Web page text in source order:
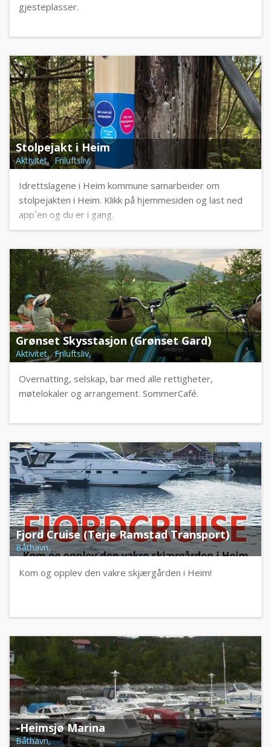
gjesteplasser.
Stolpejakt i Heim
Aktivitet, Friluftsliv,
Idrettslagene i Heim kommune samarbeider om
stolpejakten i Heim. Klikk på hjemmesiden og last ned
app`en og du er i gang.
Grønset Skysstasjon (Grønset Gard)
Aktivitet, Friluftsliv,
Overnatting, selskap, bar med alle rettigheter,
møtelokaler og arrangement. SommerCafé.
Fjord Cruise (Terje Ramstad Transport)
Båthavn,
Kom og opplev den vakre skjærgården i Heim!
-Heimsjø Marina
Båthavn,